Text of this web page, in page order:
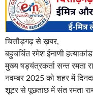
चित्तौड़गढ़ से ख़बर,
बहुचर्चित रमेश ईनाणी
मुख्य षड्यंत्रकर्ता सन्त रमता
नवम्बर 2025 को शहर में
शूटर से पूछताछ में संत रमता